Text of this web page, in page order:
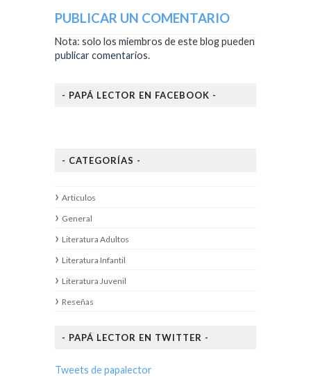
PUBLICAR UN COMENTARIO
Nota: solo los miembros de este blog pueden
publicar comentarios.
- PAPÁ LECTOR EN FACEBOOK -
- CATEGORÍAS -
Articulos
General
Literatura Adultos
Literatura Infantil
Literatura Juvenil
Reseñas
- PAPÁ LECTOR EN TWITTER -
Tweets de papalector